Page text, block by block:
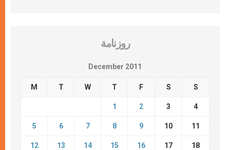
روزنامة
December 2011
M T W T F S S
1 2 3 4
5 6 7 8 9 10 11
12 13 14 15 16 17 18